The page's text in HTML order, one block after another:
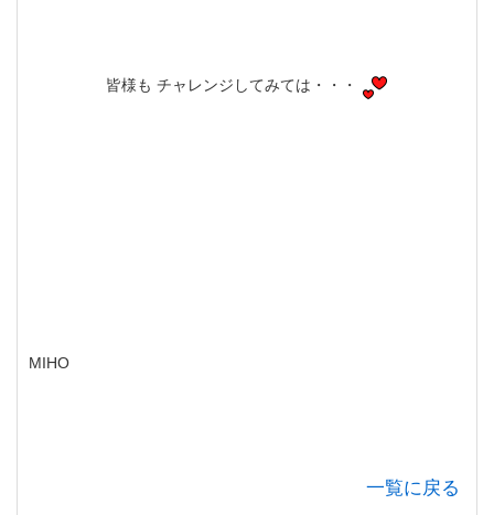
皆様も チャレンジしてみては・・・
MIHO
一覧に戻る